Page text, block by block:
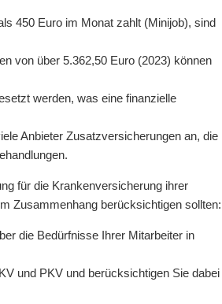
450 Euro im Monat zahlt (Minijob), sind
von über 5.362,50 Euro (2023) können
werden, was eine finanzielle
Anbieter Zusatzversicherungen an, die
für die Krankenversicherung ihrer
Zusammenhang berücksichtigen sollten:
die Bedürfnisse Ihrer Mitarbeiter in
und PKV und berücksichtigen Sie dabei